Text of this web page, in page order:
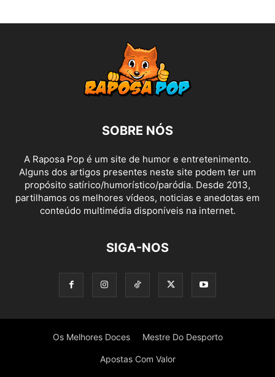
SOBRE NÓS
A Raposa Pop é um site de humor e entretenimento.
Alguns dos artigos presentes neste site podem ter um
propósito satírico/humorístico/paródia. Desde 2013,
partilhamos os melhores vídeos, noticias e anedotas em
conteúdo multimédia disponíveis na internet.
SIGA-NOS
Os Melhores Doces Mestre Do Desporto
Apostas Com Valor